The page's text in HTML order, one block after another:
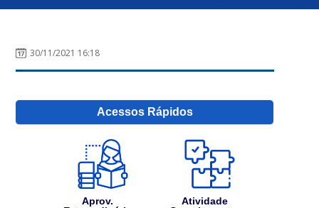
30/11/2021 16:18
Acessos Rápidos
Aprov.
Atividade